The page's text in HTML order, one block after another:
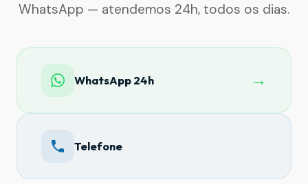
WhatsApp — atendemos 24h, todos os dias.
WhatsApp 24h →
Telefone